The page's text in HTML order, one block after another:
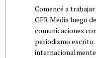
Comencé a
GFR Media luego
comunicaciones
periodismo